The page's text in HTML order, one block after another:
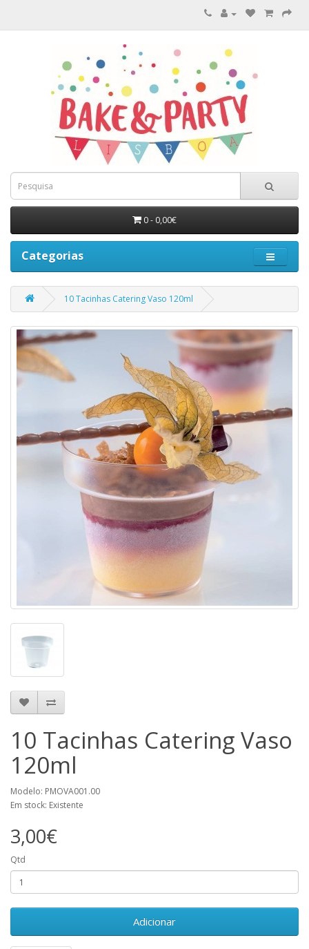
0 - 0,00€
Categorias
10 Tacinhas Catering Vaso 120ml
10 Tacinhas Catering Vaso
120ml
Modelo: PMOVA001.00
Em stock: Existente
3,00€
Qtd
Adicionar